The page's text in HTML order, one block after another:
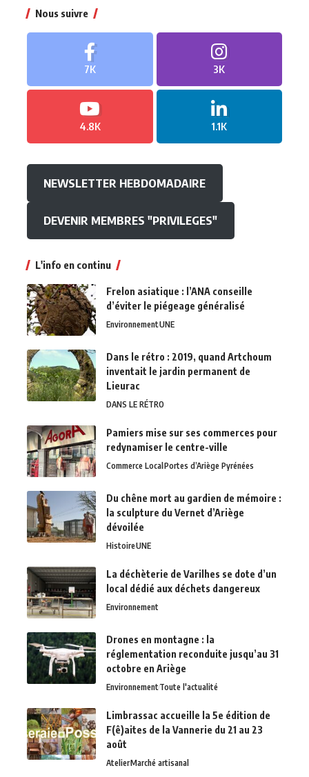
Nous suivre
7K 3K
4.8K 1.1K
NEWSLETTER HEBDOMADAIRE
DEVENIR MEMBRES "PRIVILEGES"
L'info en continu
Frelon asiatique : l’ANA conseille
d’éviter le piégeage généralisé
EnvironnementUNE
Dans le rétro : 2019, quand Artchoum
inventait le jardin permanent de
Lieurac
DANS LE RÉTRO
Pamiers mise sur ses commerces pour
redynamiser le centre-ville
Commerce LocalPortes d’Ariège Pyrénées
Du chêne mort au gardien de mémoire :
la sculpture du Vernet d’Ariège
dévoilée
HistoireUNE
La déchèterie de Varilhes se dote d’un
local dédié aux déchets dangereux
Environnement
Drones en montagne : la
réglementation reconduite jusqu’au 31
octobre en Ariège
EnvironnementToute l'actualité
Limbrassac accueille la 5e édition de
F(ê)aites de la Vannerie du 21 au 23
août
AtelierMarché artisanal